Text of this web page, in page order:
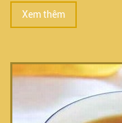
Xem thêm